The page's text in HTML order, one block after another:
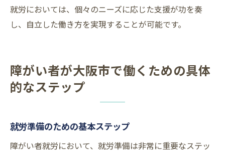
就労においては、個々のニーズに応じた支援が功を奏
し、自立した働き方を実現することが可能です。
障がい者が大阪市で働くための具体
的なステップ
就労準備のための基本ステップ
障がい者就労において、就労準備は非常に重要なステッ